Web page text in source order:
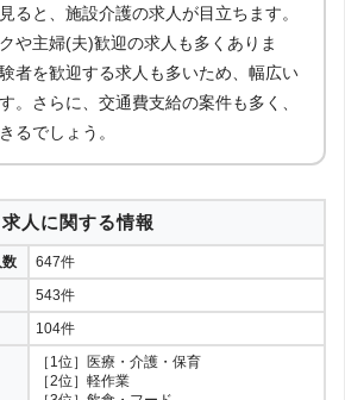
ると、施設介護の求人が目立ちます。
や主婦(夫)歓迎の求人も多くありま
者を歓迎する求人も多いため、幅広い
。さらに、交通費支給の案件も多く、
るでしょう。
求人に関する情報
647件
543件
104件
［1位］医療・介護・保育
［2位］軽作業